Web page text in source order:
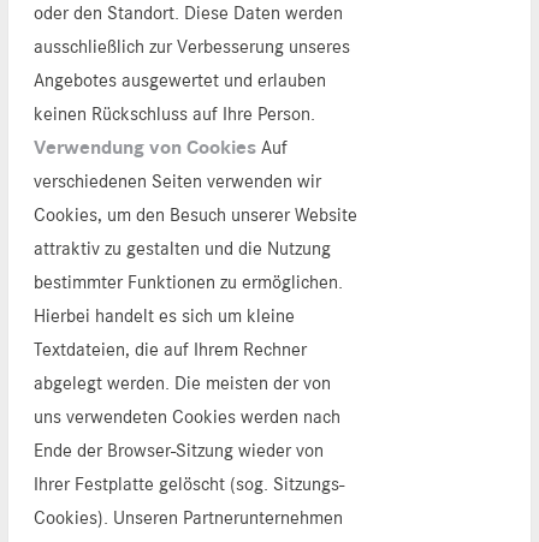
oder den Standort. Diese Daten werden
ausschließlich zur Verbesserung unseres
Angebotes ausgewertet und erlauben
keinen Rückschluss auf Ihre Person.
Verwendung von Cookies Auf
verschiedenen Seiten verwenden wir
Cookies, um den Besuch unserer Website
attraktiv zu gestalten und die Nutzung
bestimmter Funktionen zu ermöglichen.
Hierbei handelt es sich um kleine
Textdateien, die auf Ihrem Rechner
abgelegt werden. Die meisten der von
uns verwendeten Cookies werden nach
Ende der Browser-Sitzung wieder von
Ihrer Festplatte gelöscht (sog. Sitzungs-
Cookies). Unseren Partnerunternehmen